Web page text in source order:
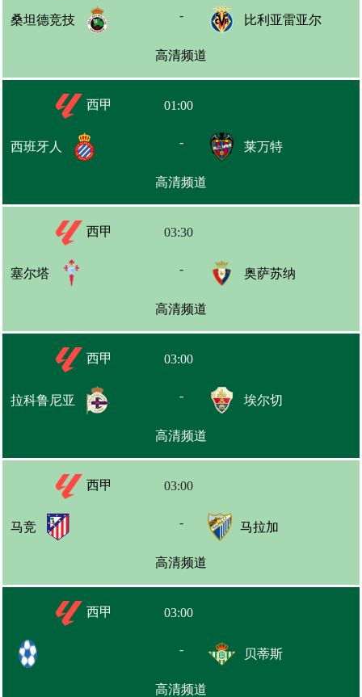
桑坦德竞技 - 比利亚雷亚尔
高清频道
西甲 01:00
西班牙人 - 莱万特
高清频道
西甲 03:30
塞尔塔 - 奥萨苏纳
高清频道
西甲 03:00
拉科鲁尼亚 - 埃尔切
高清频道
西甲 03:00
马竞 - 马拉加
高清频道
西甲 03:00
- 贝蒂斯
高清频道